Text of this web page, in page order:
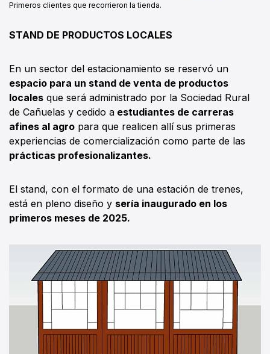
Primeros clientes que recorrieron la tienda.
STAND DE PRODUCTOS LOCALES
En un sector del estacionamiento se reservó un
espacio para un stand de venta de productos
locales que será administrado por la Sociedad Rural
de Cañuelas y cedido a estudiantes de carreras
afines al agro para que realicen allí sus primeras
experiencias de comercialización como parte de las
prácticas profesionalizantes.
El stand, con el formato de una estación de trenes,
está en pleno diseño y sería inaugurado en los
primeros meses de 2025.